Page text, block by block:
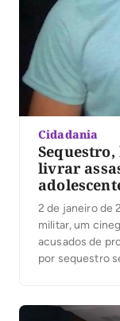
Cidadania
livrar
2 de janeiro de
militar, um
acusados de
por sequestro
moto praticado